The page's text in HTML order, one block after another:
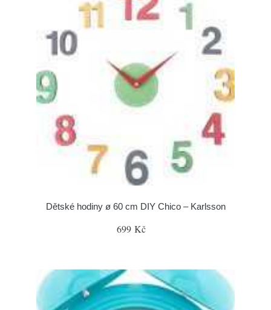
Dětské hodiny ø 60 cm DIY Chico – Karlsson
699 Kč